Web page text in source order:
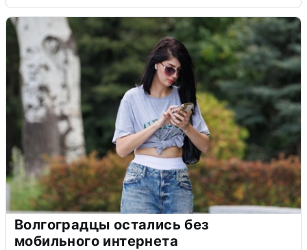
Волгоградцы остались без
мобильного интернета